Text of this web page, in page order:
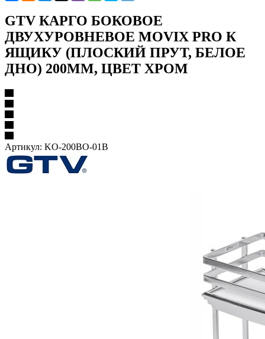
GTV КАРГО БОКОВОЕ
ДВУХУРОВНЕВОЕ MOVIX PRO К
ЯЩИКУ (ПЛОСКИЙ ПРУТ, БЕЛОЕ
ДНО) 200ММ, ЦВЕТ ХРОМ
Артикул: KO-200BO-01B